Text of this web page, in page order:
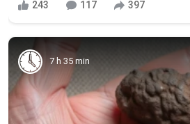
243 117 397
7 h 35 min